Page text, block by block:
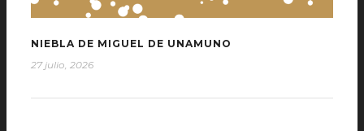
NIEBLA DE MIGUEL DE UNAMUNO
27 julio, 2026